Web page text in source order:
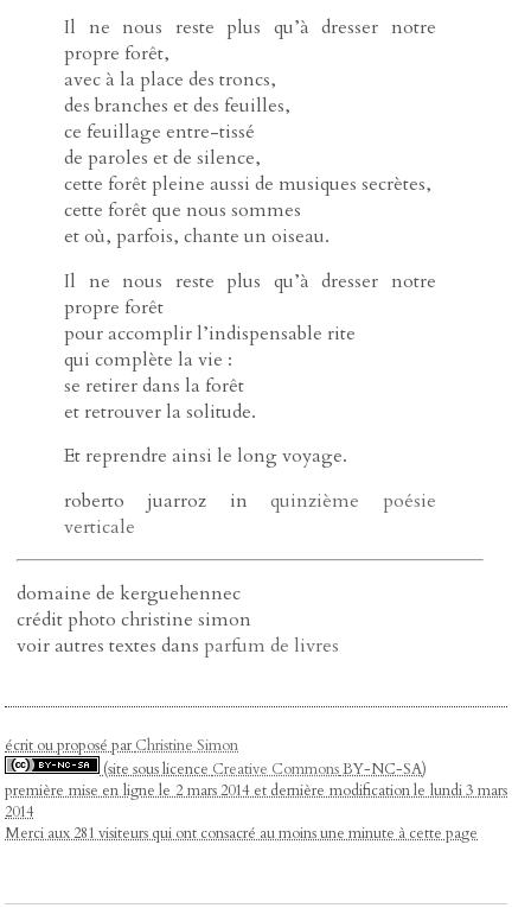
Il ne nous reste plus qu’à dresser notre
propre forêt,
avec à la place des troncs,
des branches et des feuilles,
ce feuillage entre-tissé
de paroles et de silence,
cette forêt pleine aussi de musiques secrètes,
cette forêt que nous sommes
et où, parfois, chante un oiseau.
Il ne nous reste plus qu’à dresser notre
propre forêt
pour accomplir l’indispensable rite
qui complète la vie :
se retirer dans la forêt
et retrouver la solitude.
Et reprendre ainsi le long voyage.
roberto juarroz inquinzième poésie
verticale
domaine de kerguehennec
crédit photo christine simon
voir autres textes dans parfum de livres
écrit ou proposé parChristine Simon
(site sous licence Creative CommonsBY-NC-SA)
première mise en ligne le 2 mars 2014 et dernière modification le lundi 3 mars
2014
Merci aux 281 visiteurs qui ont consacré au moins une minute à cette page